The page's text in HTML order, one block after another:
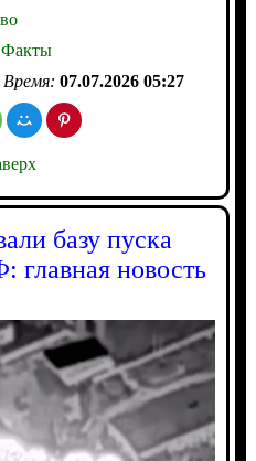
Время: 07.07.2026 05:27
базу пуска
главная новость